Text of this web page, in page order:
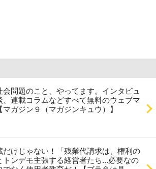
会問題のこと、やってます。インタビュ
、連載コラムなどすべて無料のウェブマ
マガジン９（マガジンキュウ）】
だけじゃない！「残業代請求は、権利の
トンデモ主張する経営者たち...必要なの